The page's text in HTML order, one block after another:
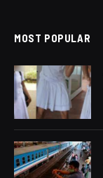
MOST POPULAR